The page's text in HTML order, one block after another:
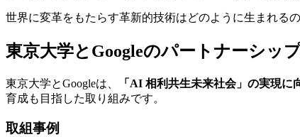
世界に変革をもたらす革新的技術はどのように生まれる
東京大学とGoogleのパートナーシッ
東京大学とGoogleは、 「AI 相利共生未来社会」の実現
育成も目指した取り組みです。
取組事例